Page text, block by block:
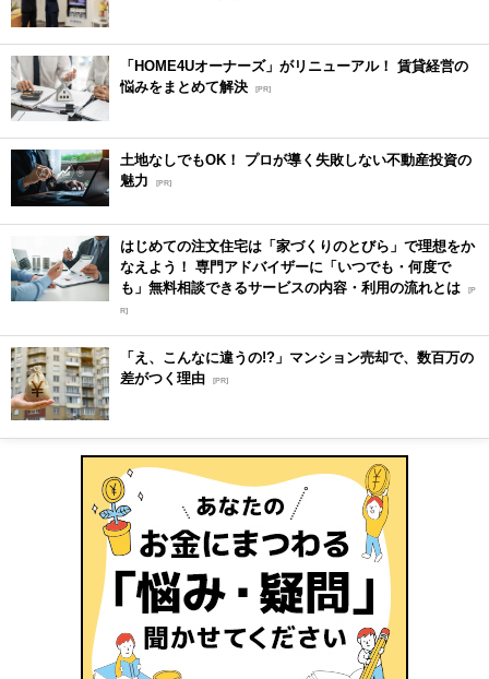
「HOME4Uオーナーズ」がリニューアル！ 賃貸経営の
悩みをまとめて解決 [PR]
土地なしでもOK！ プロが導く失敗しない不動産投資の
魅力
[PR]
はじめての注文住宅は「家づくりのとびら」で理想をか
なえよう！ 専門アドバイザーに「いつでも・何度で
も」無料相談できるサービスの内容・利用の流れとは [P
R]
「え、こんなに違うの!?」マンション売却で、数百万の
差がつく理由 [PR]